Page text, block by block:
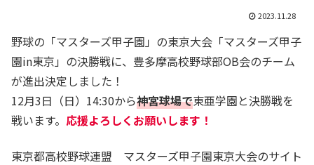
2023.11.28
野球の「マスターズ甲子園」の東京大会「マスターズ甲子
園in東京」の決勝戦に、豊多摩高校野球部OB会のチーム
が進出決定しました！
12月3日（日）14:30から神宮球場で東亜学園と決勝戦を
戦います。 応援よろしくお願いします！
東京都高校野球連盟 マスターズ甲子園東京大会のサイト